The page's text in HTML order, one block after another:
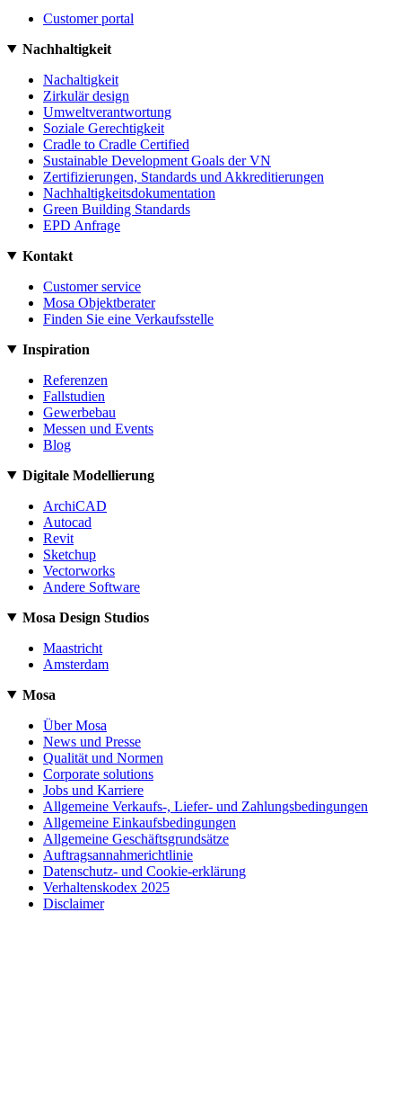
Customer portal
Nachhaltigkeit
Nachaltigkeit
Zirkulär design
Umweltverantwortung
Soziale Gerechtigkeit
Cradle to Cradle Certified
Sustainable Development Goals der VN
Zertifizierungen, Standards und Akkreditierungen
Nachhaltigkeitsdokumentation
Green Building Standards
EPD Anfrage
Kontakt
Customer service
Mosa Objektberater
Finden Sie eine Verkaufsstelle
Inspiration
Referenzen
Fallstudien
Gewerbebau
Messen und Events
Blog
Digitale Modellierung
ArchiCAD
Autocad
Revit
Sketchup
Vectorworks
Andere Software
Mosa Design Studios
Maastricht
Amsterdam
Mosa
Über Mosa
News und Presse
Qualität und Normen
Corporate solutions
Jobs und Karriere
Allgemeine Verkaufs-, Liefer- und Zahlungsbedingungen
Allgemeine Einkaufsbedingungen
Allgemeine Geschäftsgrundsätze
Auftragsannahmerichtlinie
Datenschutz- und Cookie-erklärung
Verhaltenskodex 2025
Disclaimer